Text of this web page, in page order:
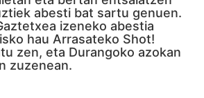
abesti bat sartu genuen.
izeneko abestia
hau Arrasateko Shot!
zen, eta Durangoko azokan
zuzenean.